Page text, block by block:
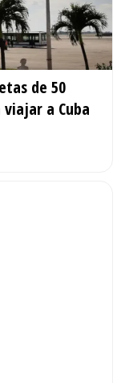
de 50
a Cuba